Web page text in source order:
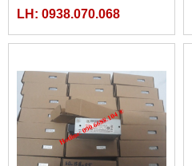
LH: 0938.070.068